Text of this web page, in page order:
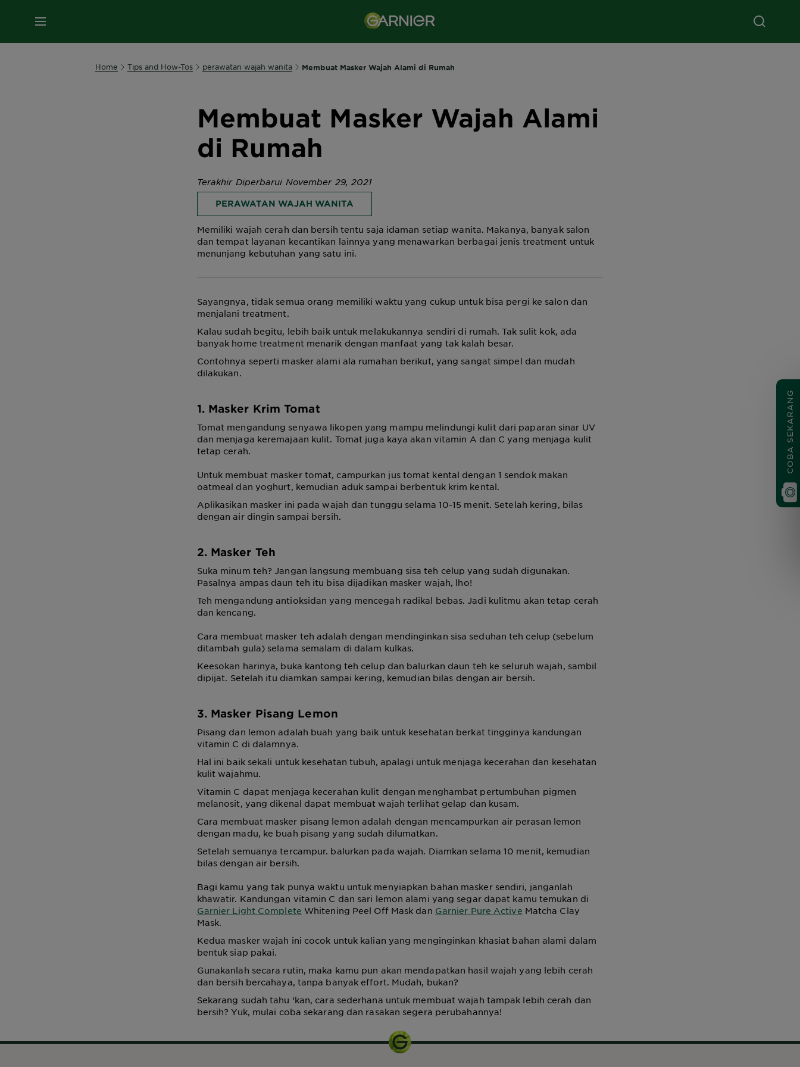
MENU
Home Tips and How-Tos perawatan wajah wanita Membuat Masker Wajah Alami di Rumah
Membuat Masker Wajah Alami
di Rumah
Terakhir Diperbarui November 29, 2021
PERAWATAN WAJAH WANITA
Memiliki wajah cerah dan bersih tentu saja idaman setiap wanita. Makanya, banyak salon
dan tempat layanan kecantikan lainnya yang menawarkan berbagai jenis treatment untuk
menunjang kebutuhan yang satu ini.
Sayangnya, tidak semua orang memiliki waktu yang cukup untuk bisa pergi ke salon dan
menjalani treatment.
Kalau sudah begitu, lebih baik untuk melakukannya sendiri di rumah. Tak sulit kok, ada
banyak home treatment menarik dengan manfaat yang tak kalah besar.
Contohnya seperti masker alami ala rumahan berikut, yang sangat simpel dan mudah
dilakukan.
1. Masker Krim Tomat
Tomat mengandung senyawa likopen yang mampu melindungi kulit dari paparan sinar UV
dan menjaga keremajaan kulit. Tomat juga kaya akan vitamin A dan C yang menjaga kulit
tetap cerah.
Untuk membuat masker tomat, campurkan jus tomat kental dengan 1 sendok makan
oatmeal dan yoghurt, kemudian aduk sampai berbentuk krim kental.
Aplikasikan masker ini pada wajah dan tunggu selama 10-15 menit. Setelah kering, bilas
dengan air dingin sampai bersih.
2. Masker Teh
Suka minum teh? Jangan langsung membuang sisa teh celup yang sudah digunakan.
Pasalnya ampas daun teh itu bisa dijadikan masker wajah, lho!
Teh mengandung antioksidan yang mencegah radikal bebas. Jadi kulitmu akan tetap cerah
dan kencang.
Cara membuat masker teh adalah dengan mendinginkan sisa seduhan teh celup (sebelum
ditambah gula) selama semalam di dalam kulkas.
Keesokan harinya, buka kantong teh celup dan balurkan daun teh ke seluruh wajah, sambil
dipijat. Setelah itu diamkan sampai kering, kemudian bilas dengan air bersih.
3. Masker Pisang Lemon
Pisang dan lemon adalah buah yang baik untuk kesehatan berkat tingginya kandungan
vitamin C di dalamnya.
Hal ini baik sekali untuk kesehatan tubuh, apalagi untuk menjaga kecerahan dan kesehatan
kulit wajahmu.
Vitamin C dapat menjaga kecerahan kulit dengan menghambat pertumbuhan pigmen
melanosit, yang dikenal dapat membuat wajah terlihat gelap dan kusam.
Cara membuat masker pisang lemon adalah dengan mencampurkan air perasan lemon
dengan madu, ke buah pisang yang sudah dilumatkan.
Setelah semuanya tercampur. balurkan pada wajah. Diamkan selama 10 menit, kemudian
bilas dengan air bersih.
Bagi kamu yang tak punya waktu untuk menyiapkan bahan masker sendiri, janganlah
khawatir. Kandungan vitamin C dan sari lemon alami yang segar dapat kamu temukan di
Garnier Light Complete Whitening Peel Off Mask dan Garnier Pure Active Matcha Clay
Mask.
Kedua masker wajah ini cocok untuk kalian yang menginginkan khasiat bahan alami dalam
bentuk siap pakai.
Gunakanlah secara rutin, maka kamu pun akan mendapatkan hasil wajah yang lebih cerah
dan bersih bercahaya, tanpa banyak effort. Mudah, bukan?
Sekarang sudah tahu ‘kan, cara sederhana untuk membuat wajah tampak lebih cerah dan
bersih? Yuk, mulai coba sekarang dan rasakan segera perubahannya!
COBA SEKARANG